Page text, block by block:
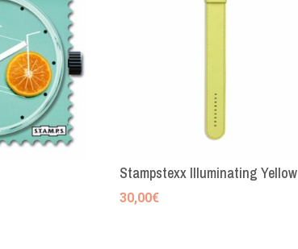
Stampstexx Illuminating Yellow
30,00€